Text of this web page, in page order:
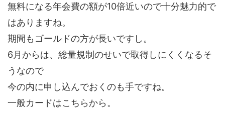
無料になる年会費の額が10倍近いので十分魅力的で
はありますね。
期間もゴールドの方が長いですし。
6月からは、総量規制のせいで取得しにくくなるそ
うなので
今の内に申し込んでおくのも手ですね。
一般カードはこちらから。